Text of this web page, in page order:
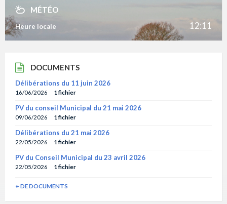
MÉTÉO
Heure locale 12:11
DOCUMENTS
Délibérations du 11 juin 2026
16/06/2026 1 fichier
PV du conseil Municipal du 21 mai 2026
09/06/2026 1 fichier
Délibérations du 21 mai 2026
22/05/2026 1 fichier
PV du Conseil Municipal du 23 avril 2026
22/05/2026 1 fichier
+ DE DOCUMENTS